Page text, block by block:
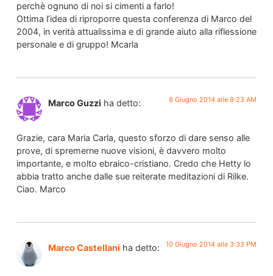
perchè ognuno di noi si cimenti a farlo!
Ottima l’idea di riproporre questa conferenza di Marco del
2004, in verità attualissima e di grande aiuto alla riflessione
personale e di gruppo! Mcarla
Marco Guzzi ha detto: 8 Giugno 2014 alle 9:23 AM
Grazie, cara Maria Carla, questo sforzo di dare senso alle
prove, di spremerne nuove visioni, è davvero molto
importante, e molto ebraico-cristiano. Credo che Hetty lo
abbia tratto anche dalle sue reiterate meditazioni di Rilke.
Ciao. Marco
Marco Castellani ha detto: 10 Giugno 2014 alle 3:33 PM